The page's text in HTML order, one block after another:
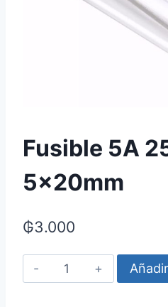
Fusible 5A
5x20mm
₲3.000
Fusible
5A